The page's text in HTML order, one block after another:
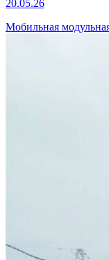
20.05.26
Мобильная